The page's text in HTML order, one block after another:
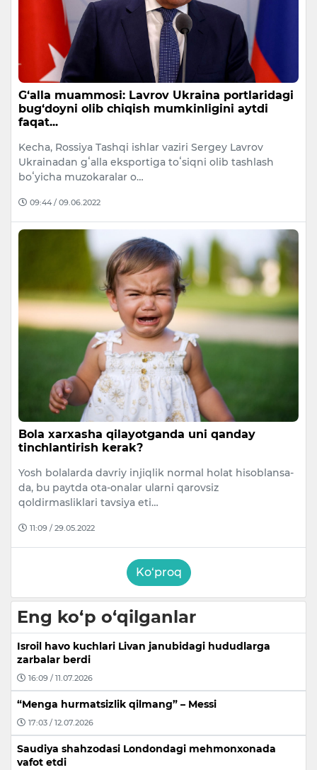
G‘alla muammosi: Lavrov Ukraina portlaridagi
bug‘doyni olib chiqish mumkinligini aytdi
faqat...
Kecha, Rossiya Tashqi ishlar vaziri Sergey Lavrov
Ukrainadan gʻalla eksportiga toʻsiqni olib tashlash
boʻyicha muzokaralar o…
09:44 / 09.06.2022
Bola xarxasha qilayotganda uni qanday
tinchlantirish kerak?
Yosh bolalarda davriy injiqlik normal holat hisoblansa-
da, bu paytda ota-onalar ularni qarovsiz
qoldirmasliklari tavsiya eti…
11:09 / 29.05.2022
Ko‘proq
Eng ko‘p o‘qilganlar
Isroil havo kuchlari Livan janubidagi hududlarga
zarbalar berdi
16:09 / 11.07.2026
“Menga hurmatsizlik qilmang” – Messi
17:03 / 12.07.2026
Saudiya shahzodasi Londondagi mehmonxonada
vafot etdi